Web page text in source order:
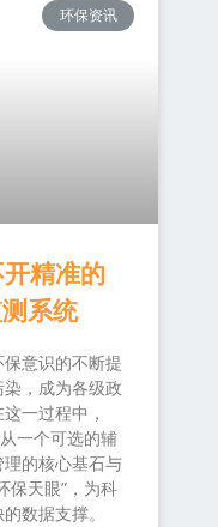
环保资讯
精准的
系统
意识的不断提
，成为各级政
一过程中，
一个可选的辅
的核心基石与
保天眼”，为科
数据支撑。